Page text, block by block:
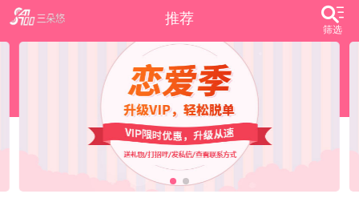
推荐
筛选